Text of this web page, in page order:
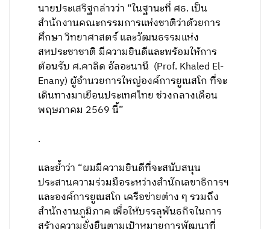
นายประเสริฐกล่าวว่า “ในฐานะที่ ศธ. เป็น
สำนักงานคณะกรรมการแห่งชาติว่าด้วยการ
ศึกษา วิทยาศาสตร์ และวัฒนธรรมแห่ง
สหประชาชาติ มีความยินดีและพร้อมให้การ
ต้อนรับ ศ.คาลิด อัลอะนานี (Prof. Khaled El-
Enany) ผู้อำนวยการใหญ่องค์การยูเนสโก ที่จะ
เดินทางมาเยือนประเทศไทย ช่วงกลางเดือน
พฤษภาคม 2569 นี้”
.
และย้ำว่า “ผมมีความยินดีที่จะสนับสนุน
ประสานความร่วมมือระหว่างสำนักเลขาธิการฯ
และองค์การยูเนสโก เครือข่ายต่าง ๆ รวมถึง
สำนักงานภูมิภาค เพื่อให้บรรลุพันธกิจในการ